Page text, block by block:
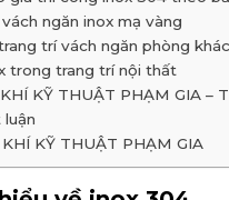
vách ngăn inox mạ vàng
trí vách ngăn phòng
trong trang trí nội thất
KỸ THUẬT PHẠM GIA –
luận
KHÍ KỸ THUẬT PHẠM GIA